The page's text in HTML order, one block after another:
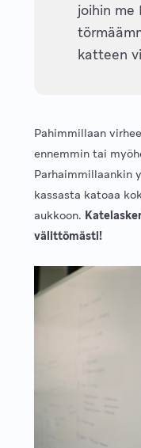
joihin me
katteen
Pahimmillaan
ennemmin tai
Parhaimmillaankin
kassasta katoaa
aukkoon.
välittömästi!